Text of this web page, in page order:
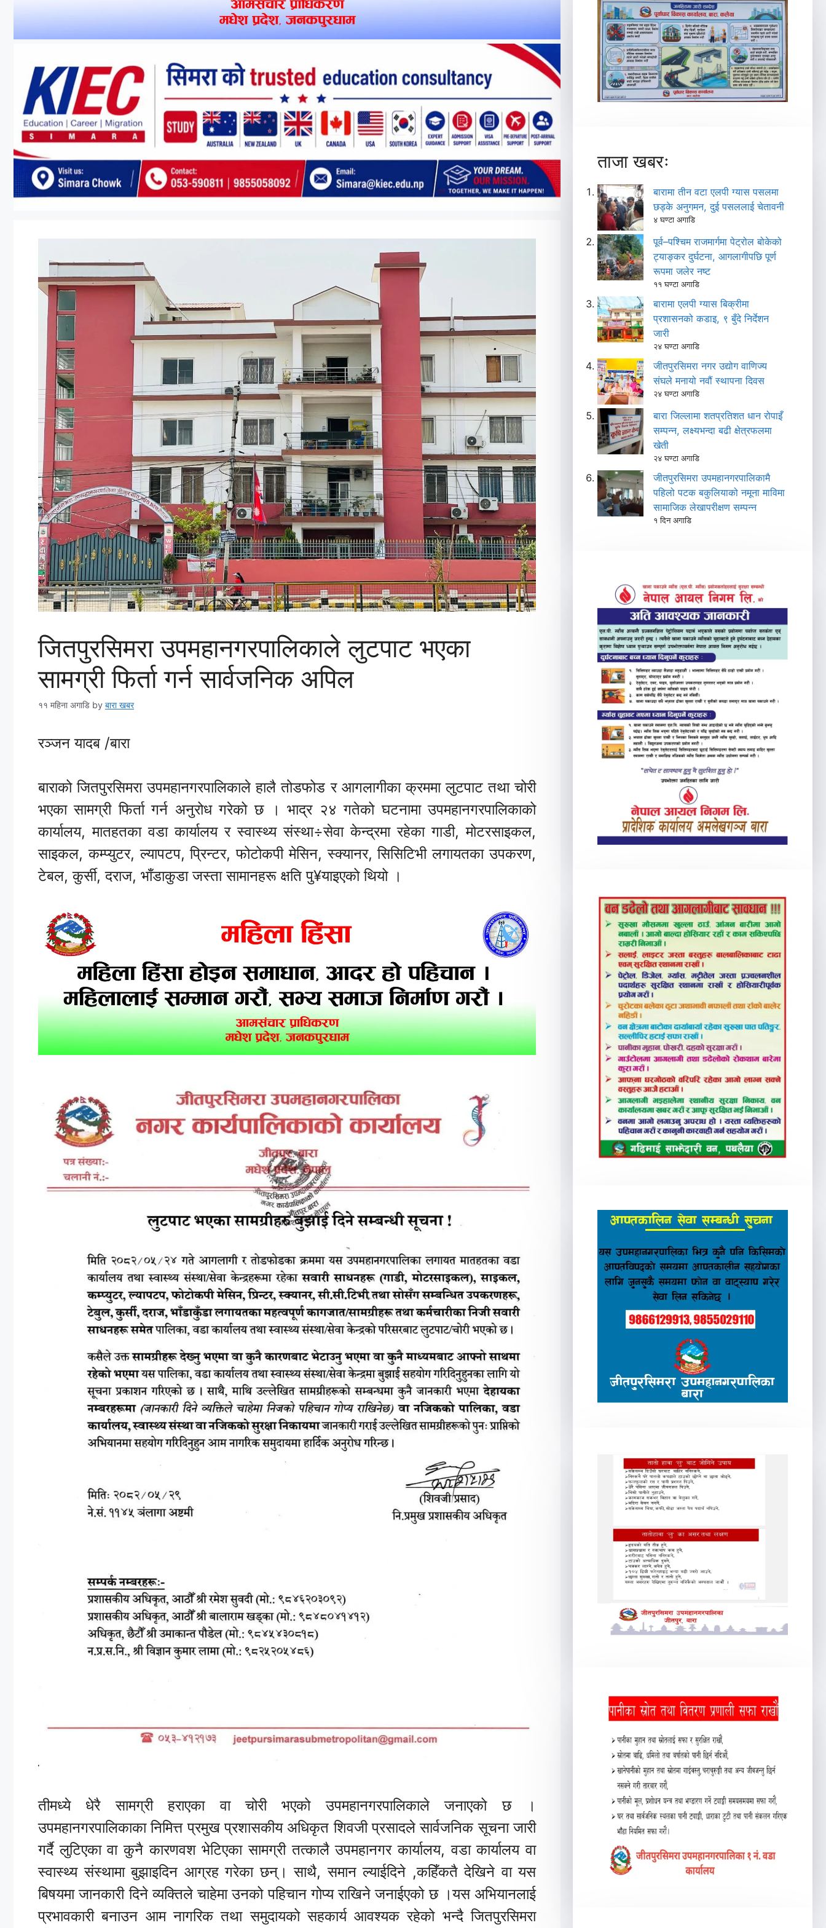
जितपुरसिमरा उपमहानगरपालिकाले लुटपाट भएका
सामग्री फिर्ता गर्न सार्वजनिक अपिल
११ महिना अगाडि by बारा खबर
रञ्जन यादब /बारा
बाराको जितपुरसिमरा उपमहानगरपालिकाले हालै तोडफोड र आगलागीका क्रममा लुटपाट तथा चोरी
भएका सामग्री फिर्ता गर्न अनुरोध गरेको छ । भाद्र २४ गतेको घटनामा उपमहानगरपालिकाको
कार्यालय, मातहतका वडा कार्यालय र स्वास्थ्य संस्था÷सेवा केन्द्रमा रहेका गाडी, मोटरसाइकल,
साइकल, कम्प्युटर, ल्यापटप, प्रिन्टर, फोटोकपी मेसिन, स्क्यानर, सिसिटिभी लगायतका उपकरण,
टेबल, कुर्सी, दराज, भाँडाकुडा जस्ता सामानहरू क्षति पु¥याइएको थियो ।
तीमध्ये धेरै सामग्री हराएका वा चोरी भएको उपमहानगरपालिकाले जनाएको छ ।
उपमहानगरपालिकाका निमित्त प्रमुख प्रशासकीय अधिकृत शिवजी प्रसादले सार्वजनिक सूचना जारी
गर्दै लुटिएका वा कुनै कारणवश भेटिएका सामग्री तत्कालै उपमहानगर कार्यालय, वडा कार्यालय वा
स्वास्थ्य संस्थामा बुझाइदिन आग्रह गरेका छन्। साथै, समान ल्याईदिने ,कहिँकतै देखिने वा यस
बिषयमा जानकारी दिने व्यक्तिले चाहेमा उनको पहिचान गोप्य राखिने जनाईएको छ ।यस अभियानलाई
प्रभावकारी बनाउन आम नागरिक तथा समुदायको सहकार्य आवश्यक रहेको भन्दै जितपुरसिमरा
ताजा खबरः
बारामा तीन वटा एलपी ग्यास पसलमा
छड्के अनुगमन, दुई पसललाई चेतावनी
४ घण्टा अगाडि
पूर्व–पश्चिम राजमार्गमा पेट्रोल बोकेको
ट्याङ्कर दुर्घटना, आगलागीपछि पूर्ण
रूपमा जलेर नष्ट
११ घण्टा अगाडि
बारामा एलपी ग्यास बिक्रीमा
प्रशासनको कडाइ, ९ बुँदे निर्देशन
जारी
२४ घण्टा अगाडि
जीतपुरसिमरा नगर उद्योग वाणिज्य
संघले मनायो नवौं स्थापना दिवस
२४ घण्टा अगाडि
बारा जिल्लामा शतप्रतिशत धान रोपाइँ
सम्पन्न, लक्ष्यभन्दा बढी क्षेत्रफलमा
खेती
२४ घण्टा अगाडि
जीतपुरसिमरा उपमहानगरपालिकामै
पहिलो पटक बकुलियाको नमूना माविमा
सामाजिक लेखापरीक्षण सम्पन्न
१ दिन अगाडि